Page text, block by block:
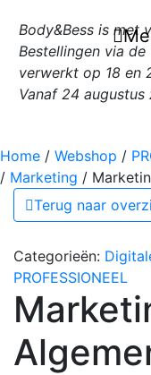
Body&Bess is met
Bestellingen via
verwerkt op 18 en
Vanaf 24
Hoofdnavigatie
Body&Bess /
Home / Webshop /
/ Marketing /
Terug naar
Categorieën:
PROFESSIONEEL